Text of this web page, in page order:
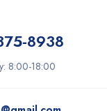
8938
8:00-18:00